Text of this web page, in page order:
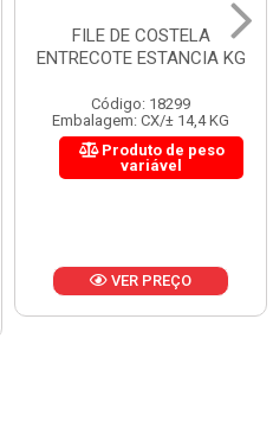
FILE DE COSTELA
ENTRECOTE ESTANCIA KG
Código: 18299
Embalagem: CX/± 14,4 KG
Produto de peso
variável
VER PREÇO